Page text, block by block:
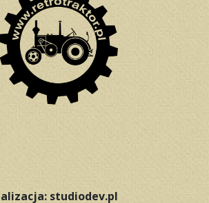
studiodev.pl